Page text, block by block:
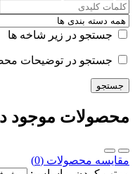
جستجو در زیر شاخه ها
جستجو در توضیحات
محصولات موجود
مقایسه محصولات (0)